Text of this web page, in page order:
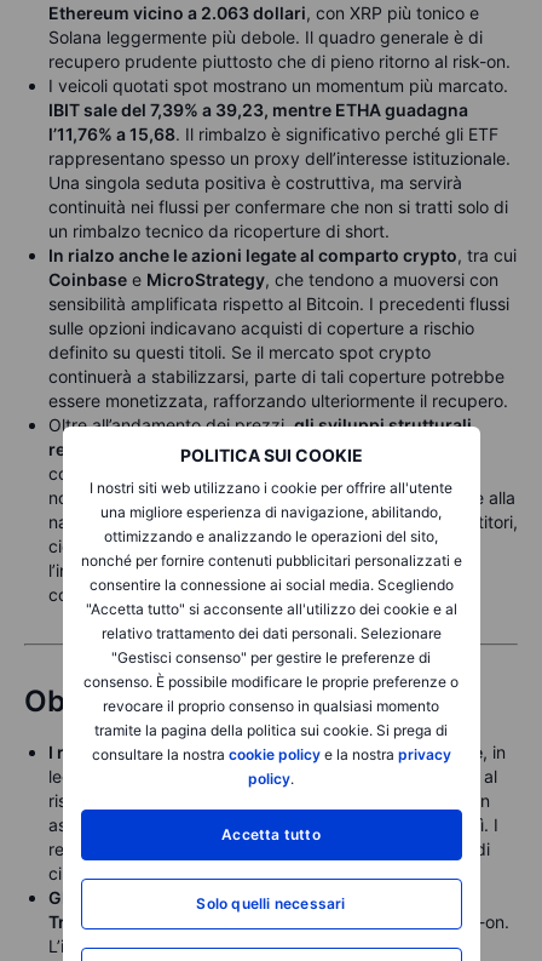
POLITICA SUI COOKIE
I nostri siti web utilizzano i cookie per offrire all'utente
una migliore esperienza di navigazione, abilitando,
ottimizzando e analizzando le operazioni del sito,
nonché per fornire contenuti pubblicitari personalizzati e
consentire la connessione ai social media. Scegliendo
"Accetta tutto" si acconsente all'utilizzo dei cookie e al
relativo trattamento dei dati personali. Selezionare
"Gestisci consenso" per gestire le preferenze di
consenso. È possibile modificare le proprie preferenze o
revocare il proprio consenso in qualsiasi momento
tramite la pagina della politica sui cookie. Si prega di
consultare la nostra cookie policye la nostra privacy
policy.
Accetta tutto
Solo quelli necessari
Ethereum vicino a 2.063 dollari, con XRP più tonico e
Solana leggermente più debole. Il quadro generale è di
recupero prudente piuttosto che di pieno ritorno al risk-on.
I veicoli quotati spot mostrano un momentum più marcato.
IBIT sale del 7,39% a 39,23, mentre ETHA guadagna
l’11,76% a 15,68. Il rimbalzo è significativo perché gli ETF
rappresentano spesso un proxy dell’interesse istituzionale.
Una singola seduta positiva è costruttiva, ma servirà
continuità nei flussi per confermare che non si tratti solo di
un rimbalzo tecnico da ricoperture di short.
In rialzo anche le azioni legate al comparto crypto, tra cui
Coinbase e MicroStrategy, che tendono a muoversi con
sensibilità amplificata rispetto al Bitcoin. I precedenti flussi
sulle opzioni indicavano acquisti di coperture a rischio
definito su questi titoli. Se il mercato spot crypto
continuerà a stabilizzarsi, parte di tali coperture potrebbe
essere monetizzata, rafforzando ulteriormente il recupero.
Oltre all’andamento dei prezzi,gli sviluppi strutturali
restano favorevoli. I Treasury USA tokenizzati hanno
continuato a crescere nel 2026 e la sperimentazione
normativa sulle stablecoin nel Regno Unito contribuisce alla
narrativa infrastrutturale di lungo periodo. Per gli investitori,
ciò conferma che, nonostante la volatilità dei prezzi,
l’infrastruttura istituzionale del settore continua a
consolidarsi.
Obbligazioni
I rendimenti dei Treasury USA si sono mossi in range, in
leggero rialzo mercoledì grazie al clima di propensione al
rischio e alla domanda debole per i titoli a cinque anni in
asta, per poi ripiegare nella sessione asiatica di giovedì. I
rendimenti benchmark tra 2 e 10 anni risultano in calo di
circa un punto base.
Gli spread dell’high yield statunitense rispetto ai
Treasury si sono ristretti
in un contesto di diffuso risk-on.
L’indicatore Bloomberg che monitoriamo segnala una